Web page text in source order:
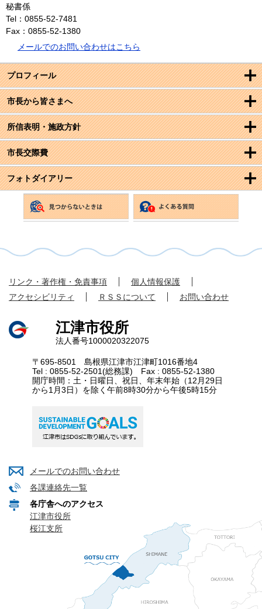
プロフィール
市長から皆さまへ
所信表明・施政方針
市長交際費
フォトダイアリー
秘書係
Tel：0855-52-7481
Fax：0855-52-1380
メールでのお問い合わせはこちら
リンク・著作権・免責事項
個人情報保護
アクセシビリティ
ＲＳＳについて お問い合わせ
江津市役所
法人番号1000020322075
〒695-8501 島根県江津市江津町1016番地4
Tel : 0855-52-2501(総務課) Fax : 0855-52-1380
開庁時間：土・日曜日、祝日、年末年始（12月29日
から1月3日）を除く午前8時30分から午後5時15分
メールでのお問い合わせ
各課連絡先一覧
各庁舎へのアクセス
江津市役所
桜江支所